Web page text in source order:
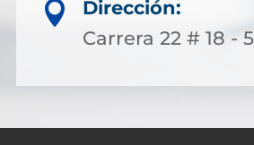

Dirección:
Carrera 22 # 18 -